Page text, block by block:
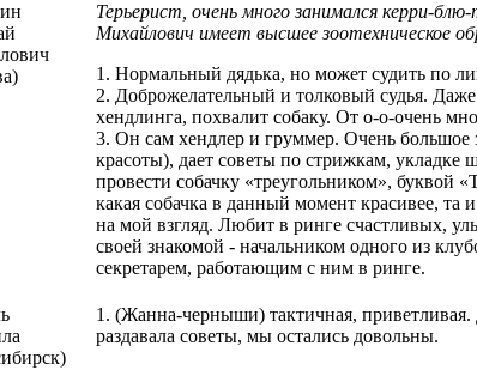
Терьерист, очень много занимался керри-
Михайлович имеет высшее зоотехническое
1. Нормальный дядька, но может судить по
2. Доброжелательный и толковый судья.
хендлинга, похвалит собаку. От о-о-очень
3. Он сам хендлер и груммер. Очень большое
красоты), дает советы по стрижкам, укладке
провести собачку «треугольником», буквой
какая собачка в данный момент красивее, та
на мой взгляд. Любит в ринге счастливых,
своей знакомой - начальником одного из
секретарем, работающим с ним в ринге.
1. (Жанна-черныши) тактичная,
раздавала советы, мы остались довольны.